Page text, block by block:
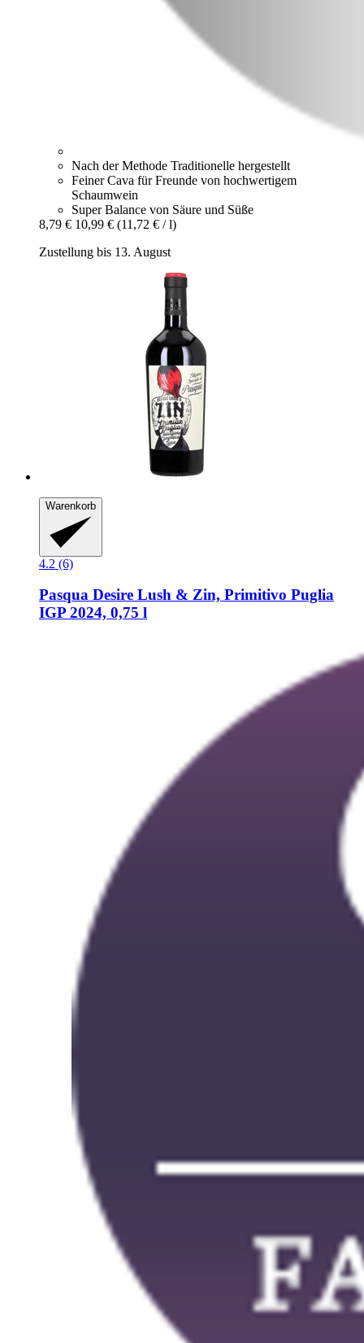
Nach der Methode Traditionelle hergestellt
Feiner Cava für Freunde von hochwertigem
Schaumwein
Super Balance von Säure und Süße
8,79 € 10,99 € (11,72 € / l)
Zustellung bis 13. August
Warenkorb
4.2 (6)
Pasqua Desire Lush & Zin, Primitivo Puglia
IGP 2024, 0,75 l